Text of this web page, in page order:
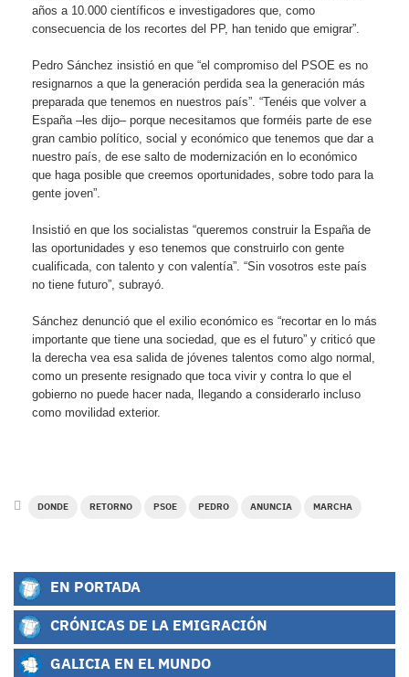
años a 10.000 científicos e investigadores que, como
consecuencia de los recortes del PP, han tenido que emigrar”.
Pedro Sánchez insistió en que “el compromiso del PSOE es no
resignarnos a que la generación perdida sea la generación más
preparada que tenemos en nuestros país”. “Tenéis que volver a
España –les dijo– porque necesitamos que forméis parte de ese
gran cambio político, social y económico que tenemos que dar a
nuestro país, de ese salto de modernización en lo económico
que haga posible que creemos oportunidades, sobre todo para la
gente joven”.
Insistió en que los socialistas “queremos construir la España de
las oportunidades y eso tenemos que construirlo con gente
cualificada, con talento y con valentía”. “Sin vosotros este país
no tiene futuro”, subrayó.
Sánchez denunció que el exilio económico es “recortar en lo más
importante que tiene una sociedad, que es el futuro” y criticó que
la derecha vea esa salida de jóvenes talentos como algo normal,
como un presente resignado que toca vivir y contra lo que el
gobierno no puede hacer nada, llegando a considerarlo incluso
como movilidad exterior.
DONDE RETORNO PSOE PEDRO ANUNCIA MARCHA
EN PORTADA
CRÓNICAS DE LA EMIGRACIÓN
GALICIA EN EL MUNDO